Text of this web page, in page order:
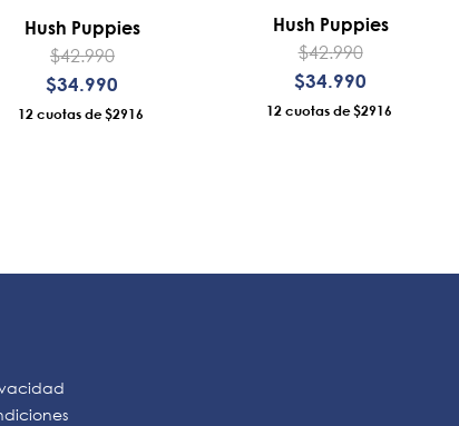
Hush Puppies
$42.990
$34.990
12 $2916
Hush Puppies
$42.990
$34.990
12 $2916